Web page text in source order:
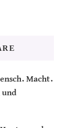
Macht.
und